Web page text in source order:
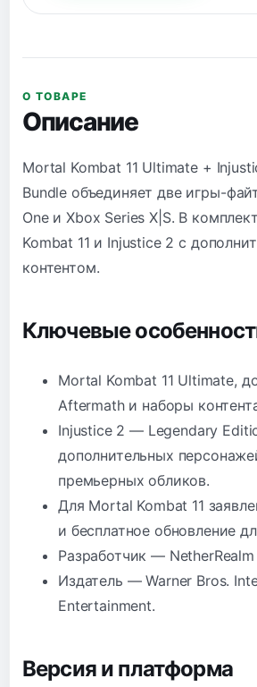
О ТОВАРЕ
Описание
Mortal Kombat 11 Ultimate +
Bundle объединяет две игры-
One и Xbox Series X|S. В
Kombat 11 и Injustice 2 с
контентом.
Ключевые
Mortal Kombat 11 Ultimate,
Aftermath и наборы
Injustice 2 — Legendary
дополнительных
премьерных обликов.
Для Mortal Kombat 11
и бесплатное обновление
Разработчик —
Издатель — Warner Bros.
Entertainment.
Версия и платформа